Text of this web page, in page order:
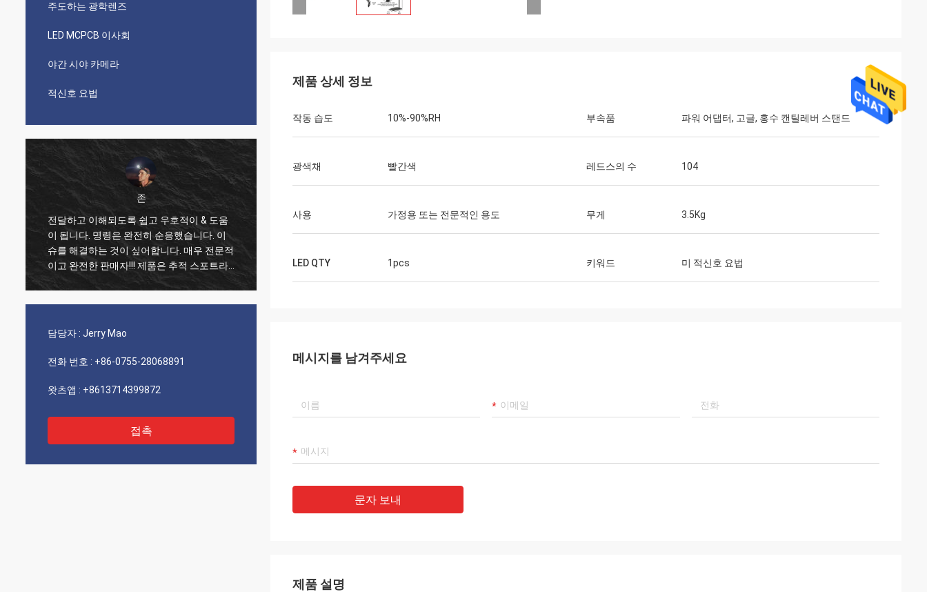
주도하는 광학렌즈
LED MCPCB 이사회
야간 시야 카메라
적신호 요법
존
전달하고 이해되도록 쉽고 우호적이 & 도움
이 됩니다. 명령은 완전히 순응했습니다. 이
슈를 해결하는 것이 싶어합니다. 매우 전문적
이고 완전한 판매자!!! 제품은 추적 스포트라
이트로서 고급 품질이고 매우 효과적이고 대
다. 분명히 미래 순서를 할 것입니다.
과 협력할 것입니다.
담당자 : Jerry Mao
전화 번호 : +86-0755-28068891
왓츠앱 : +8613714399872
접촉
제품 상세 정보
작동 습도 10%-90%RH 부속품 파워 어댑터, 고글, 홍수 캔틸레버 스탠드
광색채 빨간색 레드스의 수 104
사용 가정용 또는 전문적인 용도 무게 3.5Kg
LED QTY 1pcs 키워드 미 적신호 요법
메시지를 남겨주세요
문자 보내
제품 설명